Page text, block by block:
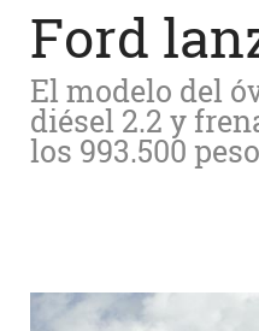
Ford
El modelo del
diésel 2.2 y
los 993.500